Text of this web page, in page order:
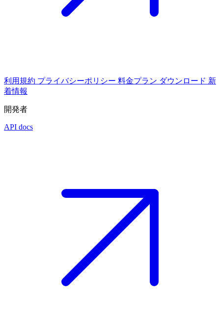
利用規約 プライバシーポリシー 料金プラン ダウンロード 新
着情報
開発者
API docs